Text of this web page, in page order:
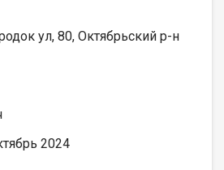
ул, 80, Октябрьский р-н
2024